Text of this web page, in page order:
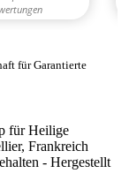
für Garantierte
für Heilige
Frankreich
- Hergestellt